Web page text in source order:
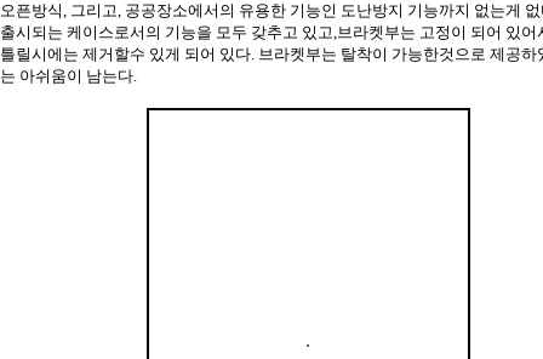
오픈방식, 그리고, 공공장소에서의 유용한 기능인 도난방지 기능까지 없는게
출시되는 케이스로서의 기능을 모두 갖추고 있고,브라켓부는 고정이 되어 있어
틀릴시에는 제거할수 있게 되어 있다. 브라켓부는 탈착이 가능한것으로 제공하
는 아쉬움이 남는다.